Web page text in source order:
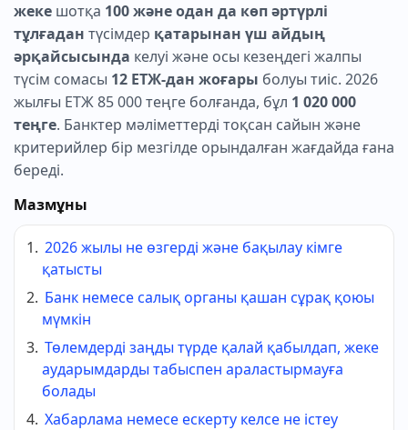
жеке шотқа 100 және одан да көп әртүрлі
тұлғадан түсімдер қатарынан үш айдың
әрқайсысында келуі және осы кезеңдегі жалпы
түсім сомасы 12 ЕТЖ-дан жоғары болуы тиіс. 2026
жылғы ЕТЖ 85 000 теңге болғанда, бұл 1 020 000
теңге. Банктер мәліметтерді тоқсан сайын және
критерийлер бір мезгілде орындалған жағдайда ғана
береді.
Мазмұны
2026 жылы не өзгерді және бақылау кімге
қатысты
Банк немесе салық органы қашан сұрақ қоюы
мүмкін
Төлемдерді заңды түрде қалай қабылдап, жеке
аударымдарды табыспен араластырмауға
болады
Хабарлама немесе ескерту келсе не істеу